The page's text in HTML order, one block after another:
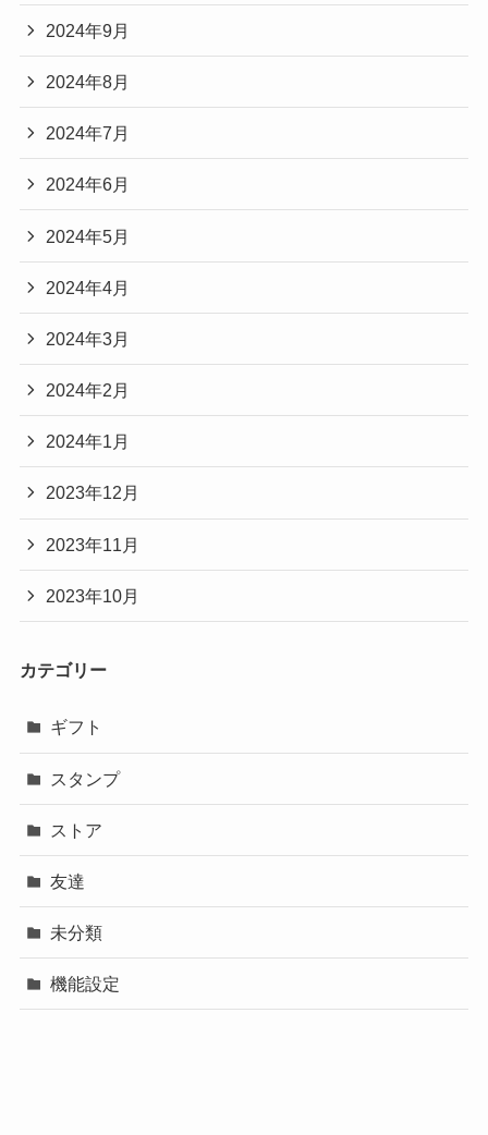
2024年9月
2024年8月
2024年7月
2024年6月
2024年5月
2024年4月
2024年3月
2024年2月
2024年1月
2023年12月
2023年11月
2023年10月
カテゴリー
ギフト
スタンプ
ストア
友達
未分類
機能設定